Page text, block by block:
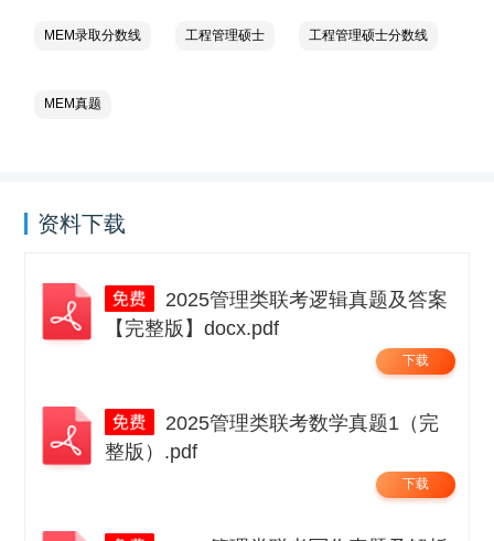
MEM录取分数线 工程管理硕士 工程管理硕士分数线
MEM真题
资料下载
【完整版】docx.pdf
下载
整版）.pdf
下载